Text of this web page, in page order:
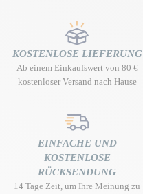
KOSTENLOSE LIEFERUNG
Ab einem Einkaufswert von 80 €
kostenloser Versand nach Hause
EINFACHE UND
KOSTENLOSE
RÜCKSENDUNG
14 Tage Zeit, um Ihre Meinung zu